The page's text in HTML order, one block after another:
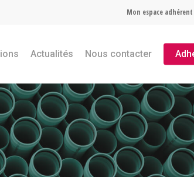
Mon espace adhérent
Actualités Nous contacter